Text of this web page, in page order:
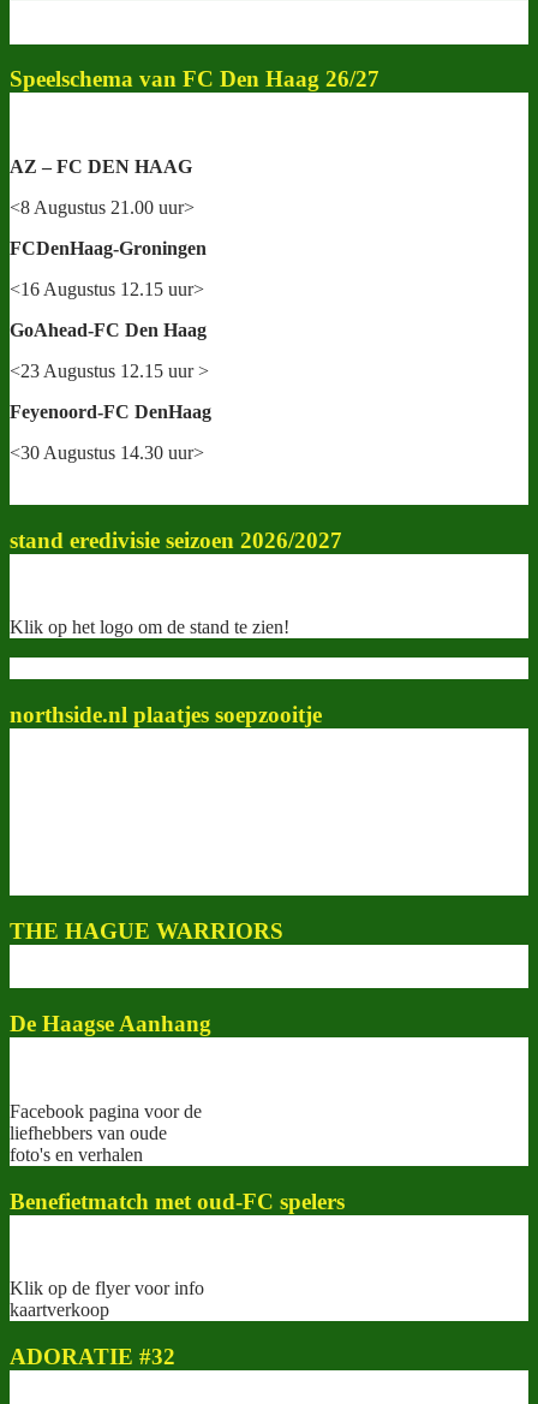
Speelschema van FC Den Haag 26/27
AZ – FC DEN HAAG
<8 Augustus 21.00 uur>
FCDenHaag-Groningen
<16 Augustus 12.15 uur>
GoAhead-FC Den Haag
<23 Augustus 12.15 uur >
Feyenoord-FC DenHaag
<30 Augustus 14.30 uur>
stand eredivisie seizoen 2026/2027
Klik op het logo om de stand te zien!
northside.nl plaatjes soepzooitje
THE HAGUE WARRIORS
De Haagse Aanhang
Facebook pagina voor de
liefhebbers van oude
foto's en verhalen
Benefietmatch met oud-FC spelers
Klik op de flyer voor info
kaartverkoop
ADORATIE #32